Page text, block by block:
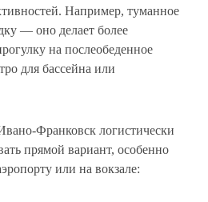
Например, туманное
— оно делает более
на послеобеденное
для бассейна или
Франковск логистически
прямой вариант, особенно
или на вокзале: